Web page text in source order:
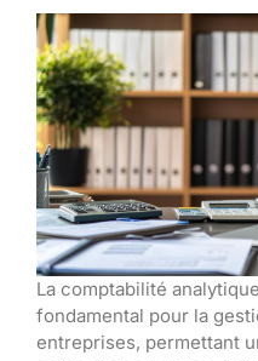
La comptabilité
fondamental pour la
entreprises, permettant